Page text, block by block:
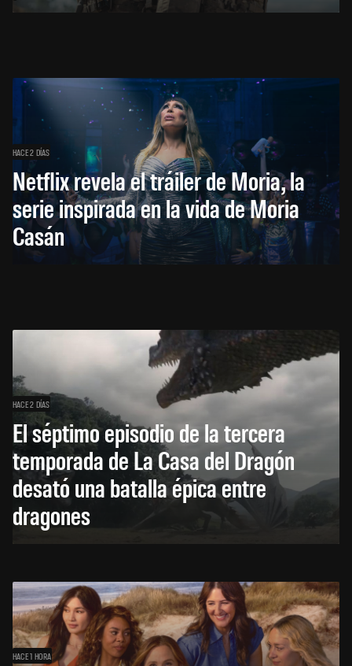
HACE 2 DÍAS
Netflix revela el tráiler de Moria, la
serie inspirada en la vida de Moria
Casán
HACE 2 DÍAS
El séptimo episodio de la tercera
temporada de La Casa del Dragón
desató una batalla épica entre
dragones
HACE 1 HORA